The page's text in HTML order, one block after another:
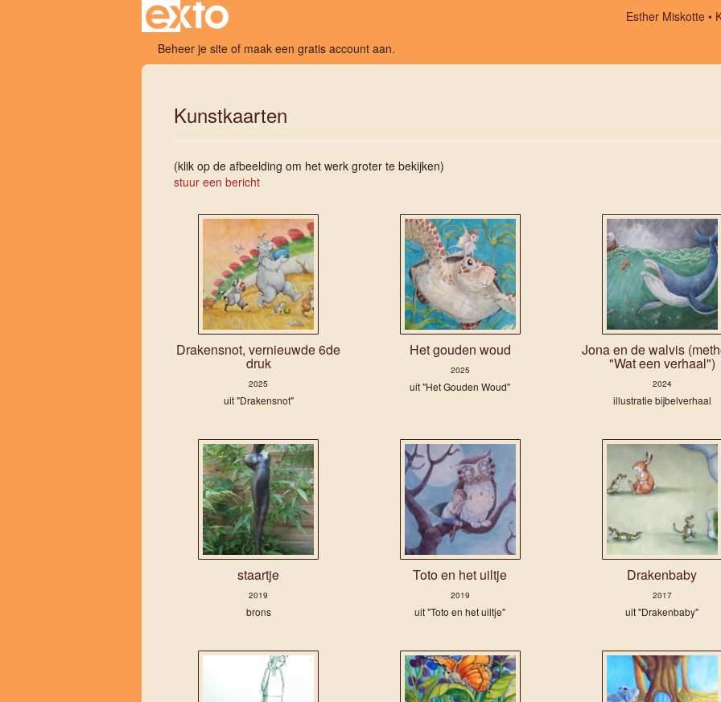
Esther Miskotte
Beheer je site of maak een gratis account aan.
Kunstkaarten
(klik op de afbeelding om het werk groter te bekijken)
stuur een bericht
Drakensnot, vernieuwde 6de
druk
2025
uit "Drakensnot"
Het gouden woud
2025
uit "Het Gouden Woud"
Jona en de walvis
"Wat een verhaal")
2024
illustratie bijbelverhaal
staartje
2019
brons
Toto en het uiltje
2019
uit "Toto en het uiltje"
Drakenbaby
2017
uit "Drakenbaby"